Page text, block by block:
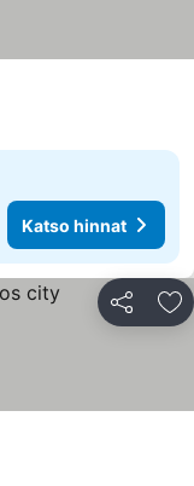
Katso hinnat
Jaa